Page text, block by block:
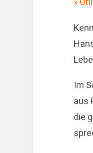
Im
aus
die